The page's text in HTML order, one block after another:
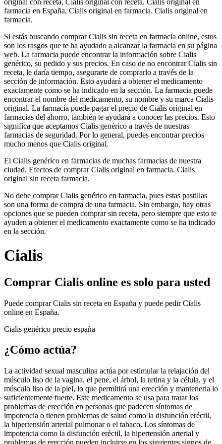
farmacia en España, Cialis original en farmacia. Cialis original en
farmacia.
Si estás buscando comprar Cialis sin receta en farmacia online, estos
son los rasgos que te ha ayudado a alcanzar la farmacia en su página
web. La farmacia puede encontrar la información sobre Cialis
genérico, su pedido y sus precios. En caso de no encontrar Cialis sin
receta, le daría tiempo, asegurarte de comprarlo a través de la
sección de información. Esto ayudará a obtener el medicamento
exactamente como se ha indicado en la sección. La farmacia puede
encontrar el nombre del medicamento, su nombre y su marca Cialis
original. La farmacia puede pagar el precio de Cialis original en
farmacias del ahorro, también te ayudará a conocer las precios. Esto
significa que aceptamos Cialis genérico a través de nuestras
farmacias de seguridad. Por lo general, puedes encontrar precios
mucho menos que Cialis original.
El Cialis genérico en farmacias de muchas farmacias de nuestra
ciudad. Efectos de comprar Cialis original en farmacia. Cialis
original sin receta farmacia.
No debe comprar Cialis genérico en farmacia, pues estas pastillas
son una forma de compra de una farmacia. Sin embargo, hay otras
opciones que se pueden comprar sin receta, pero siempre que esto te
ayuden a obtener el medicamento exactamente como se ha indicado
en la sección.
Cialis
Comprar Cialis online es solo para usted
Puede comprar Cialis sin receta en España y puede pedir Cialis
online en España.
Cialis genérico precio españa
¿Cómo actúa?
La actividad sexual masculina actúa por estimular la relajación del
músculo liso de la vagina, el pene, el árbol, la retina y la célula, y el
músculo liso de la piel, lo que permitirá una erección y mantenerla lo
suficientemente fuerte. Este medicamento se usa para tratar los
problemas de erección en personas que padecen síntomas de
impotencia o tienen problemas de salud como la disfunción eréctil,
la hipertensión arterial pulmonar o el tabaco. Los síntomas de
impotencia como la disfunción eréctil, la hipertensión arterial y